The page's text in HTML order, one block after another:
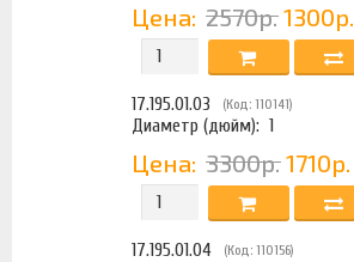
Цена: 2570р. 1300р.
17.195.01.03 (Код: 110141)
Диаметр (дюйм): 1
Цена: 3300р. 1710р.
17.195.01.04 (Код: 110156)